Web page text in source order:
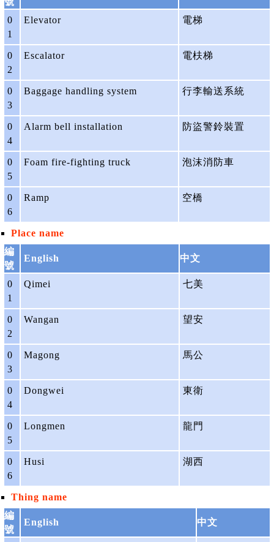
0
1
Elevator 電梯
0
2
Escalator 電枎梯
0
3
Baggage handling system 行李輸送系統
0
4
Alarm bell installation 防盜警鈴裝置
0
5
Foam fire-fighting truck 泡沫消防車
0
6
Ramp 空橋
Place name
編
號
English 中文
0
1
Qimei 七美
0
2
Wangan 望安
0
3
Magong 馬公
0
4
Dongwei 東衛
0
5
Longmen 龍門
0
6
Husi 湖西
Thing name
編
號
English 中文